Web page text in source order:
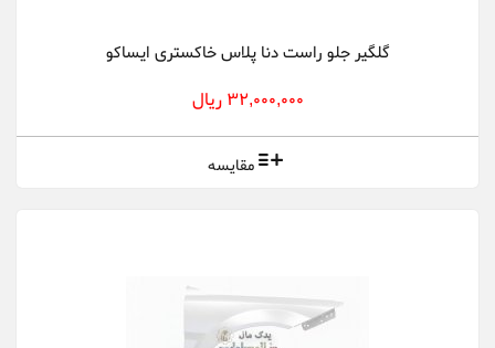
گلگیر جلو راست دنا پلاس خاکستری ایساکو
32,000,000 ریال
مقایسه